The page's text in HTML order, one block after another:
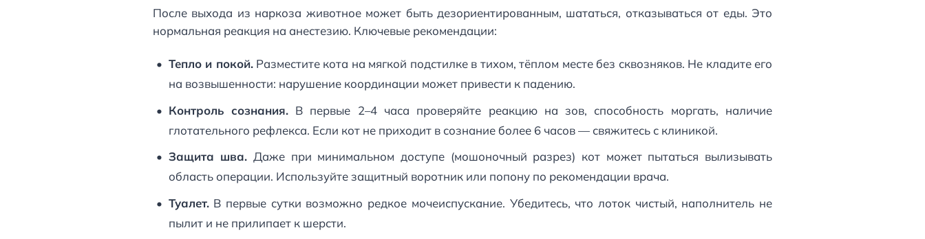
После выхода из наркоза животное может быть дезориентированным, шататься, отказываться от еды. Это
нормальная реакция на анестезию. Ключевые рекомендации:
Тепло и покой.Разместите кота на мягкой подстилке в тихом, тёплом месте без сквозняков. Не кладите его
на возвышенности: нарушение координации может привести к падению.
Контроль сознания.В первые 2–4 часа проверяйте реакцию на зов, способность моргать, наличие
глотательного рефлекса. Если кот не приходит в сознание более 6 часов — свяжитесь с клиникой.
Защита шва. Даже при минимальном доступе (мошоночный разрез) кот может пытаться вылизывать
область операции. Используйте защитный воротник или попону по рекомендации врача.
Туалет.В первые сутки возможно редкое мочеиспускание. Убедитесь, что лоток чистый, наполнитель не
пылит и не прилипает к шерсти.